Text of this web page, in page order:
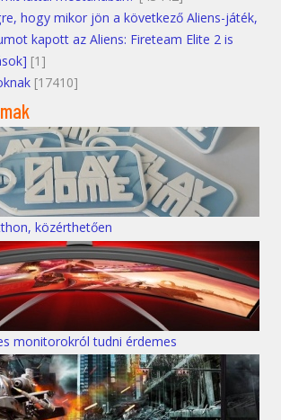
hogy mikor jön a következő Aliens-játék,
kapott az Aliens: Fireteam Elite 2 is
[1]
[17410]
közérthetően
monitorokról tudni érdemes